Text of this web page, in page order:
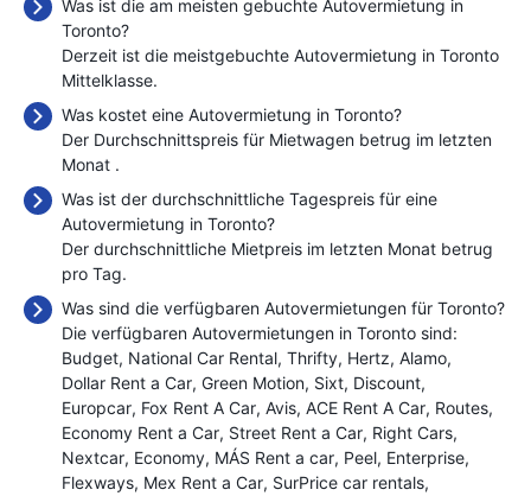
Was ist die am meisten gebuchte Autovermietung in
Toronto?
Derzeit ist die meistgebuchte Autovermietung in Toronto
Mittelklasse.
Was kostet eine Autovermietung in Toronto?
Der Durchschnittspreis für Mietwagen betrug im letzten
Monat .
Was ist der durchschnittliche Tagespreis für eine
Autovermietung in Toronto?
Der durchschnittliche Mietpreis im letzten Monat betrug
pro Tag.
Was sind die verfügbaren Autovermietungen für Toronto?
Die verfügbaren Autovermietungen in Toronto sind:
Budget National Car Rental Thrifty Hertz Alamo
Dollar Rent a Car Green Motion Sixt Discount
Europcar Fox Rent A Car Avis ACE Rent A Car Routes
Economy Rent a Car Street Rent a Car Right Cars
Nextcar Economy MÁS Rent a car Peel Enterprise
Flexways Mex Rent a Car SurPrice car rentals